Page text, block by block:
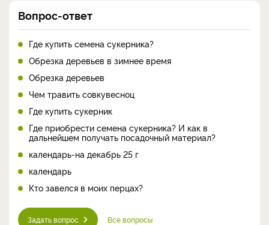
Вопрос-ответ
Где купить семена сукерника?
Обрезка деревьев в зимнее время
Обрезка деревьев
Чем травить совкувесноц
Где купить сукерник
Где приобрести семена сукерника? И как в
дальнейшем получать посадочный материал?
календарь-на декабрь 25 г
календарь
Кто завелся в моих перцах?
Задать вопрос Все вопросы